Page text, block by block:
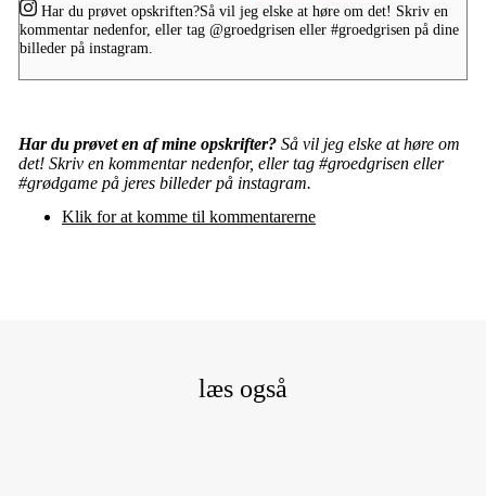
Har du prøvet opskriften?Så vil jeg elske at høre om det! Skriv en
kommentar nedenfor, eller tag @groedgrisen eller #groedgrisen på dine
billeder på instagram.
Har du prøvet en af mine opskrifter? Så vil jeg elske at høre om
det! Skriv en kommentar nedenfor, eller tag #groedgrisen eller
#grødgame på jeres billeder på instagram.
Klik for at komme til kommentarerne
læs også